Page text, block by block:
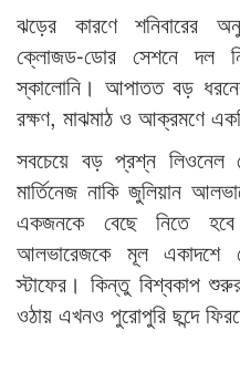
ঝড়ের কারণে শনিবারের
ক্লোজড-ডোর সেশনে দল
স্কালোনি। আপাতত বড়
রক্ষণ, মাঝমাঠ ও আক্রমণে
সবচেয়ে বড় প্রশ্ন লিওনেল
মার্তিনেজ নাকি জুলিয়ান
একজনকে বেছে নিতে
আলভারেজকে মূল একাদশে
স্টাফের। কিন্তু বিশ্বকাপ
ওঠায় এখনও পুরোপুরি ছন্দে